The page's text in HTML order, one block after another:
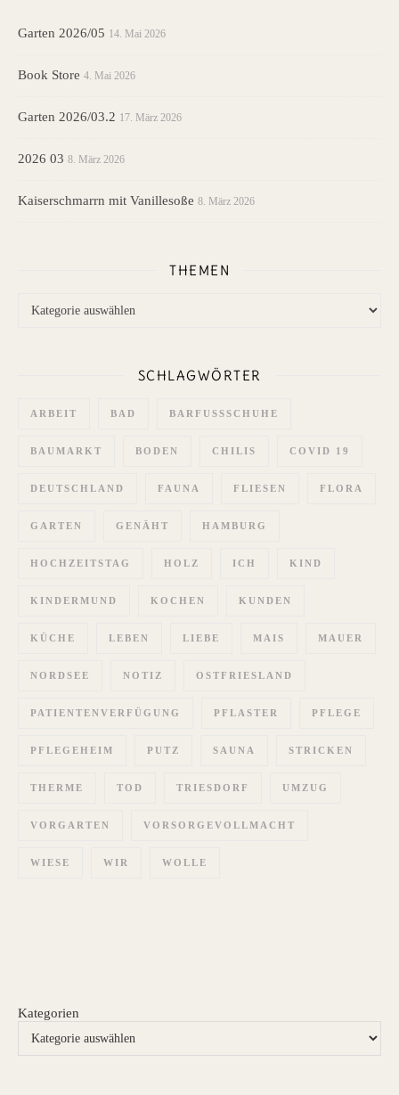
Garten 2026/05 14. Mai 2026
Book Store 4. Mai 2026
Garten 2026/03.2 17. März 2026
2026 03 8. März 2026
Kaiserschmarrn mit Vanillesoße 8. März 2026
THEMEN
SCHLAGWÖRTER
ARBEIT BAD BARFUSSSCHUHE
BAUMARKT BODEN CHILIS COVID 19
DEUTSCHLAND FAUNA FLIESEN FLORA
GARTEN GENÄHT HAMBURG
HOCHZEITSTAG HOLZ ICH KIND
KINDERMUND KOCHEN KUNDEN
KÜCHE LEBEN LIEBE MAIS MAUER
NORDSEE NOTIZ OSTFRIESLAND
PATIENTENVERFÜGUNG PFLASTER PFLEGE
PFLEGEHEIM PUTZ SAUNA STRICKEN
THERME TOD TRIESDORF UMZUG
VORGARTEN VORSORGEVOLLMACHT
WIESE WIR WOLLE
Kategorien